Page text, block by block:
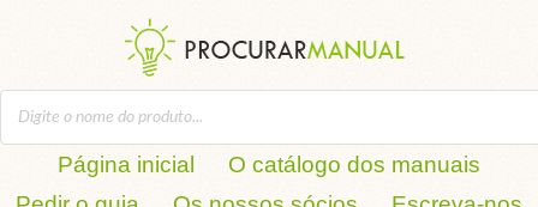
Página inicial
O catálogo dos manuais